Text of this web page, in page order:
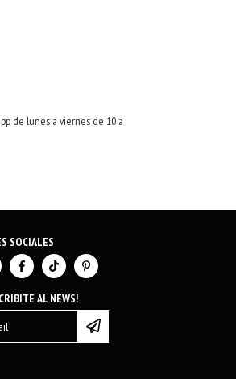
de lunes a viernes de 10 a
SOCIALES
AL NEWS!